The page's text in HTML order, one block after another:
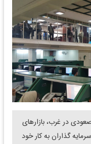
در غرب، بازارهای
گذاران به کار خود